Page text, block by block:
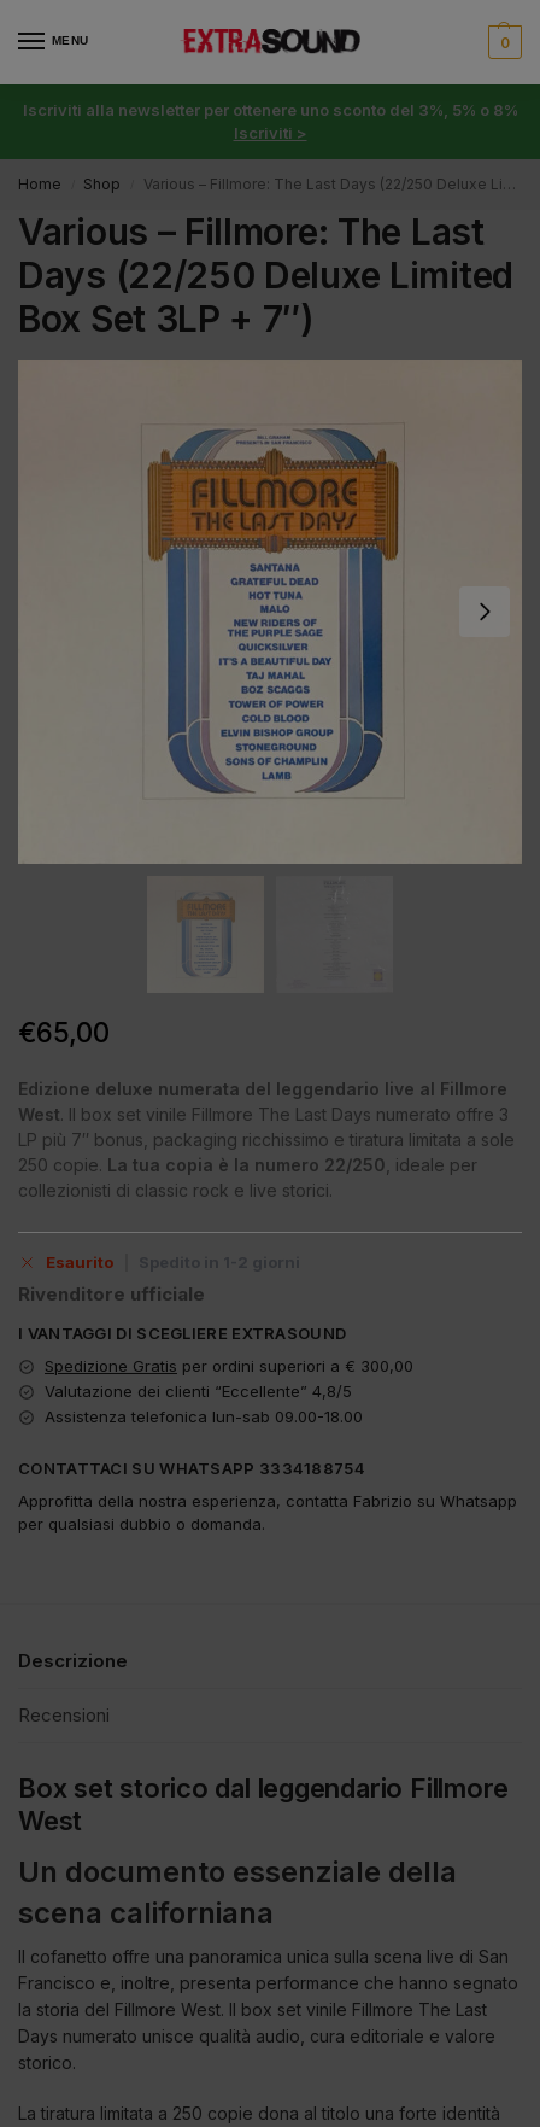
MENU 0
Iscriviti alla newsletter per ottenere uno sconto del 3%, 5% o 8%
Iscriviti >
Home Shop Various – Fillmore: The Last Days (22/250 Deluxe Limited Box Set 3LP + 7″)
Various – Fillmore: The Last
Days (22/250 Deluxe Limited
Box Set 3LP + 7″)
€65,00
Edizione deluxe numerata del leggendario live al Fillmore
West. Il box set vinile Fillmore The Last Days numerato offre 3
LP più 7″ bonus, packaging ricchissimo e tiratura limitata a sole
250 copie. La tua copia è la numero 22/250 , ideale per
collezionisti di classic rock e live storici.
Esaurito
Rivenditore ufficiale
I VANTAGGI DI SCEGLIERE EXTRASOUND
Spedizione Gratis per ordini superiori a € 300,00
Valutazione dei clienti “Eccellente” 4,8/5
Assistenza telefonica lun-sab 09.00-18.00
CONTATTACI SU WHATSAPP 3334188754
Approfitta della nostra esperienza, contatta Fabrizio su Whatsapp
per qualsiasi dubbio o domanda.
Descrizione
Recensioni
Box set storico dal leggendario Fillmore
West
Un documento essenziale della
scena californiana
Il cofanetto offre una panoramica unica sulla scena live di San
Francisco e, inoltre, presenta performance che hanno segnato
la storia del Fillmore West. Il box set vinile Fillmore The Last
Days numerato unisce qualità audio, cura editoriale e valore
storico.
La tiratura limitata a 250 copie dona al titolo una forte identità